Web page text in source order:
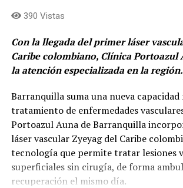
La propuesta ganadora, integra ciencia,
quebradas de Medellín.
El reconocimiento fue otorgado al
desarrollado por los estudiantes para
regeneración de la quebrada La
atraviesa el sur del Valle de Aburrá y
importantes retos ambientales.
“Young Innovators por water
nombre del proyecto nació en MDE
estrategia que busca que los jóvenes
390 Vistas
Con la llegada del primer láser
Caribe colombiano, Clínica Portoazul
la atención especializada en la región.
Barranquilla suma una nueva capacidad
tratamiento de enfermedades
Portoazul Auna de Barranquilla
láser vascular Zyeyag del Caribe
tecnología que permite tratar lesiones
superficiales sin cirugía, de forma
recuperación el mismo día.